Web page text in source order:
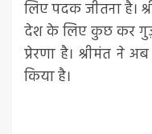
लिए पदक जीतना है।
देश के लिए कुछ कर
प्रेरणा है। श्रीमंत ने
किया है।